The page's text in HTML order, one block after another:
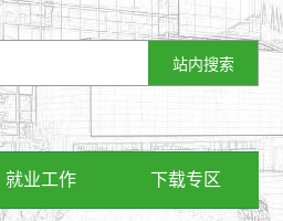
就业工作 下载专区